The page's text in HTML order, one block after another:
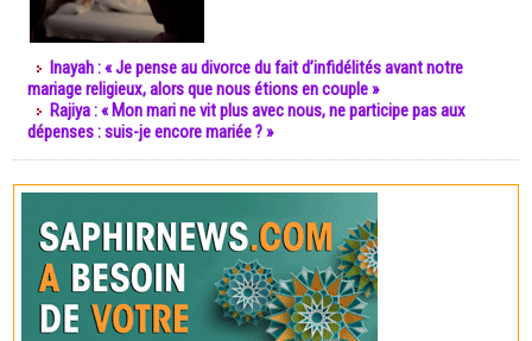
Inayah : « Je pense au divorce du fait d’infidélités avant notre
mariage religieux, alors que nous étions en couple »
Rajiya : « Mon mari ne vit plus avec nous, ne participe pas aux
dépenses : suis-je encore mariée ? »